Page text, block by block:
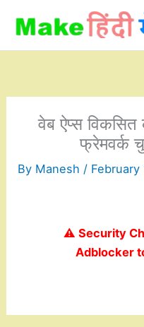
content
वेब ऐप्स
फ्रेमवर्क
By Manesh / February
⚠️ Security
Adblocker